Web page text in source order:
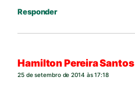
Responder
Hamilton Pereira Santos
25 de setembro de 2014 às 17:18